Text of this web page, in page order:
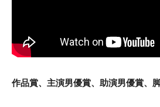
作品賞、主演男優賞、助演男優賞、